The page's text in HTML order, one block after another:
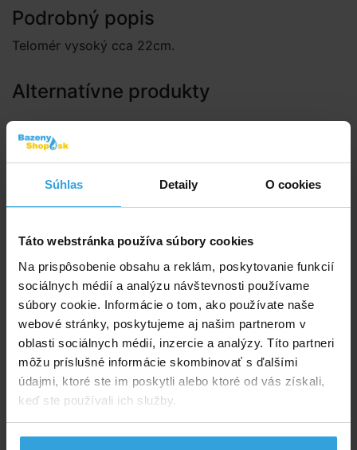
Súhlas Detaily O cookies
Táto webstránka používa súbory cookies
Na prispôsobenie obsahu a reklám, poskytovanie funkcií
sociálnych médií a analýzu návštevnosti používame
súbory cookie. Informácie o tom, ako používate naše
webové stránky, poskytujeme aj našim partnerom v
oblasti sociálnych médií, inzercie a analýzy. Títo partneri
môžu príslušné informácie skombinovať s ďalšími
údajmi, ktoré ste im poskytli alebo ktoré od vás získali,
keď ste používali ich služby.
Podrobný popis
Telomér vysoký cca 22cm.
Alternatívne produkty
Plávajúci teplomer - veľryba na meranie teploty vody v bazéne.
Skladom > 5 ks